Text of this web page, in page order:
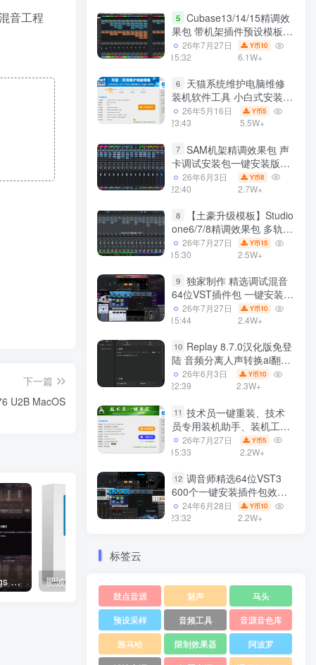
音工程
下一篇
U2B MacOS
流行弦乐 NI Session Strings Pro 2 v1.0 Windows/MacOS 康泰克音色
5 Cubase13/14/15精调效
果包 带机架插件预设模板
声卡调试好效果工程文件
26年7月27日
15:32
Y币10
6.1W+
6
天猫系统维护电脑维修
装机软件工具 小白式安装
完全一键安装系统 电脑系统
装机软件 一键重装系统
26年5月16日
23:43
Y币5
5.5W+
7 SAM机架精调效果包 声
卡调试安装包一键安装版模
板 带插件预设效果文件
26年6月3日
22:40
Y币8
2.7W+
8
【土豪升级模板】Studio
one6/7/8精调效果包 多轨道
效果模式可选 声卡调试好预
设模板 带插件全套文件
26年7月27日
15:30
Y币15
2.5W+
9 独家制作 精选调试混音
64位VST插件包 一键安装
600个效果器合集v2.0 WiN
支持定制
26年7月27日
15:44
Y币10
2.4W+
10 Replay 8.7.0汉化版免登
陆 音频分离人声转换ai翻唱
支持50系显卡 一键安装
WiN
26年6月3日
22:39
Y币10
2.3W+
11 技术员一键重装、技术
员专用装机助手、装机工
具、电脑系统装机软件丶一
键安装系统
26年7月27日
15:33
Y币5
2.2W+
12 调音师精选64位VST3
600个一键安装插件包效果
器集合10G WiN
24年6月28日
23:32
Y币10
2.2W+
标签云
鼓点音源 魅声
马头
预设采样
音频工具
音源音色库
雅马哈
限制效果器
阿波罗